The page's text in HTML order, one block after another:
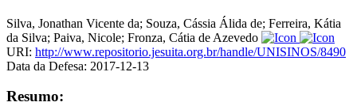
Silva, Jonathan Vicente da; Souza, Cássia Álida de; Ferreira, Kátia
da Silva; Paiva, Nicole; Fronza, Cátia de Azevedo
URI: http://www.repositorio.jesuita.org.br/handle/UNISINOS/8490
Data da Defesa: 2017-12-13
Resumo: